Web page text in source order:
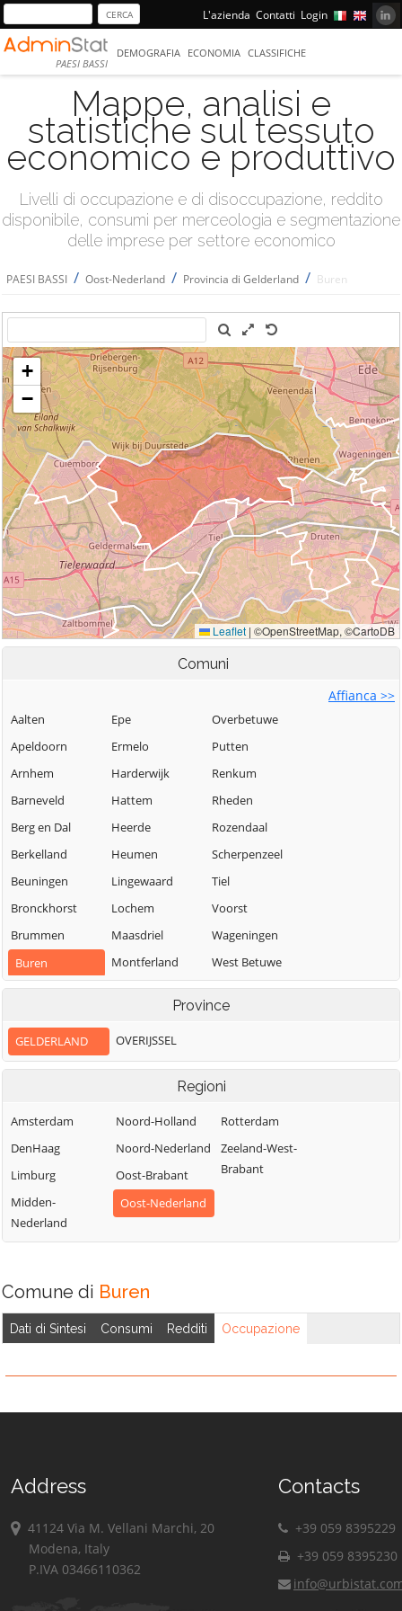
L'azienda Contatti Login
PAESI BASSI
DEMOGRAFIA ECONOMIA CLASSIFICHE
Mappe, analisi e
statistiche sul tessuto
economico e produttivo
Livelli di occupazione e di disoccupazione, reddito
disponibile, consumi per merceologia e segmentazione
delle imprese per settore economico
PAESI BASSI / Oost-Nederland / Provincia di Gelderland / Buren
Comuni
Affianca >>
Aalten
Apeldoorn
Arnhem
Barneveld
Berg en Dal
Berkelland
Beuningen
Bronckhorst
Brummen
Buren
Culemborg
Doetinchem
Druten
Ede
Elburg
Epe
Ermelo
Harderwijk
Hattem
Heerde
Heumen
Lingewaard
Lochem
Maasdriel
Montferland
Neder-Betuwe
Nijmegen
Nunspeet
Oost Gelre
Oude IJsselstreek
Overbetuwe
Putten
Renkum
Rheden
Rozendaal
Scherpenzeel
Tiel
Voorst
Wageningen
West Betuwe
West Maas en
Waal
Wijchen
Winterswijk
Zaltbommel
Zevenaar
Zutphen
Province
GELDERLAND OVERIJSSEL
Regioni
Amsterdam
DenHaag
Limburg
Midden-
Nederland
Noord-Holland
Noord-Nederland
Oost-Brabant
Oost-Nederland
Rotterdam
Zeeland-West-
Brabant
Comune di Buren
Dati di Sintesi Consumi Redditi Occupazione
Address
41124 Via M. Vellani Marchi, 20
Modena, Italy
P.IVA 03466110362
Contacts
+39 059 8395229
+39 059 8395230